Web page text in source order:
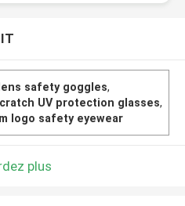
safety goggles,
UV protection glasses,
logo safety eyewear
plus